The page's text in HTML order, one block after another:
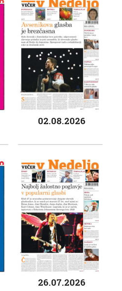
02.08.2026
26.07.2026